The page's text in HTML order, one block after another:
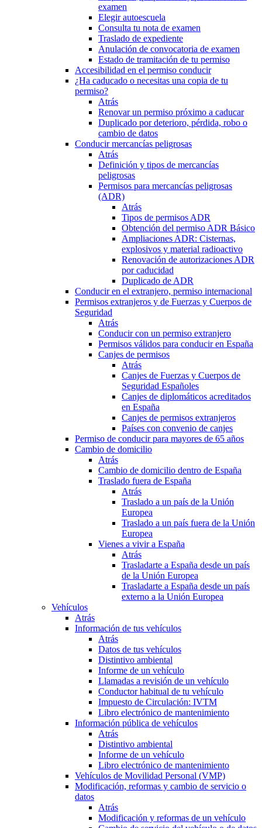
examen
Elegir autoescuela
Consulta tu nota de examen
Traslado de expediente
Anulación de convocatoria de examen
Estado de tramitación de tu permiso
Accesibilidad en el permiso conducir
¿Ha caducado o necesitas una copia de tu
permiso?
Atrás
Renovar un permiso próximo a caducar
Duplicado por deterioro, pérdida, robo o
cambio de datos
Conducir mercancías peligrosas
Atrás
Definición y tipos de mercancías
peligrosas
Permisos para mercancías peligrosas
(ADR)
Atrás
Tipos de permisos ADR
Obtención del permiso ADR Básico
Ampliaciones ADR: Cisternas,
explosivos y material radioactivo
Renovación de autorizaciones ADR
por caducidad
Duplicado de ADR
Conducir en el extranjero, permiso internacional
Permisos extranjeros y de Fuerzas y Cuerpos de
Seguridad
Atrás
Conducir con un permiso extranjero
Permisos válidos para conducir en España
Canjes de permisos
Atrás
Canjes de Fuerzas y Cuerpos de
Seguridad Españoles
Canjes de diplomáticos acreditados
en España
Canjes de permisos extranjeros
Países con convenio de canjes
Permiso de conducir para mayores de 65 años
Cambio de domicilio
Atrás
Cambio de domicilio dentro de España
Traslado fuera de España
Atrás
Traslado a un país de la Unión
Europea
Traslado a un país fuera de la Unión
Europea
Vienes a vivir a España
Atrás
Trasladarte a España desde un país
de la Unión Europea
Trasladarte a España desde un país
externo a la Unión Europea
Vehículos
Atrás
Información de tus vehículos
Atrás
Datos de tus vehículos
Distintivo ambiental
Informe de un vehículo
Llamadas a revisión de un vehículo
Conductor habitual de tu vehículo
Impuesto de Circulación: IVTM
Libro electrónico de mantenimiento
Información pública de vehículos
Atrás
Distintivo ambiental
Informe de un vehículo
Libro electrónico de mantenimiento
Vehículos de Movilidad Personal (VMP)
Modificación, reformas y cambio de servicio o
datos
Atrás
Modificación y reformas de un vehículo